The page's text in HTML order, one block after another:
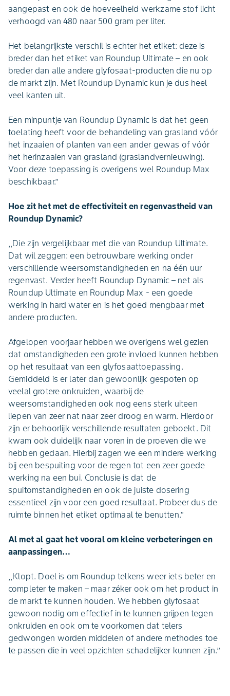
aangepast en ook de hoeveelheid werkzame stof licht
verhoogd van 480 naar 500 gram per liter.
Het belangrijkste verschil is echter het etiket: deze is
breder dan het etiket van Roundup Ultimate – en ook
breder dan alle andere glyfosaat-producten die nu op
de markt zijn. Met Roundup Dynamic kun je dus heel
veel kanten uit.
Een minpuntje van Roundup Dynamic is dat het geen
toelating heeft voor de behandeling van grasland vóór
het inzaaien of planten van een ander gewas of vóór
het herinzaaien van grasland (graslandvernieuwing).
Voor deze toepassing is overigens wel Roundup Max
beschikbaar.’’
Hoe zit het met de effectiviteit en regenvastheid van
Roundup Dynamic?
,,Die zijn vergelijkbaar met die van Roundup Ultimate.
Dat wil zeggen: een betrouwbare werking onder
verschillende weersomstandigheden en na één uur
regenvast. Verder heeft Roundup Dynamic – net als
Roundup Ultimate en Roundup Max - een goede
werking in hard water en is het goed mengbaar met
andere producten.
Afgelopen voorjaar hebben we overigens wel gezien
dat omstandigheden een grote invloed kunnen hebben
op het resultaat van een glyfosaattoepassing.
Gemiddeld is er later dan gewoonlijk gespoten op
veelal grotere onkruiden, waarbij de
weersomstandigheden ook nog eens sterk uiteen
liepen van zeer nat naar zeer droog en warm. Hierdoor
zijn er behoorlijk verschillende resultaten geboekt. Dit
kwam ook duidelijk naar voren in de proeven die we
hebben gedaan. Hierbij zagen we een mindere werking
bij een bespuiting voor de regen tot een zeer goede
werking na een bui. Conclusie is dat de
spuitomstandigheden en ook de juiste dosering
essentieel zijn voor een goed resultaat. Probeer dus de
ruimte binnen het etiket optimaal te benutten.’’
Al met al gaat het vooral om kleine verbeteringen en
aanpassingen…
,,Klopt. Doel is om Roundup telkens weer iets beter en
completer te maken – maar zéker ook om het product in
de markt te kunnen houden. We hebben glyfosaat
gewoon nodig om effectief in te kunnen grijpen tegen
onkruiden en ook om te voorkomen dat telers
gedwongen worden middelen of andere methodes toe
te passen die in veel opzichten schadelijker kunnen zijn.’’